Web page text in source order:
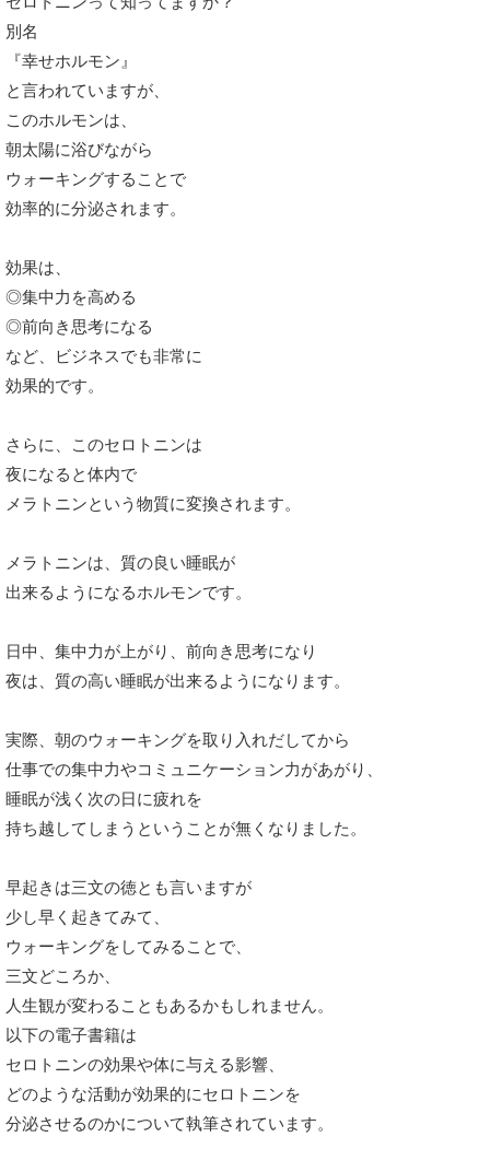
別名
『幸せホルモン』
と言われていますが、
このホルモンは、
朝太陽に浴びながら
ウォーキングすることで
効率的に分泌されます。
効果は、
◎集中力を高める
◎前向き思考になる
など、ビジネスでも非常に
効果的です。
さらに、このセロトニンは
夜になると体内で
メラトニンという物質に変換されます。
メラトニンは、質の良い睡眠が
出来るようになるホルモンです。
日中、集中力が上がり、前向き思考になり
夜は、質の高い睡眠が出来るようになります。
実際、朝のウォーキングを取り入れだしてから
仕事での集中力やコミュニケーション力があがり、
睡眠が浅く次の日に疲れを
持ち越してしまうということが無くなりました。
早起きは三文の徳とも言いますが
少し早く起きてみて、
ウォーキングをしてみることで、
三文どころか、
人生観が変わることもあるかもしれません。
以下の電子書籍は
セロトニンの効果や体に与える影響、
どのような活動が効果的にセロトニンを
分泌させるのかについて執筆されています。